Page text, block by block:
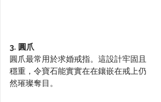
3. 圓爪
圓爪最常用於求婚戒指。這設計牢固且
穩重，令寶石能實實在在鑲嵌在戒上仍
然璀璨奪目。